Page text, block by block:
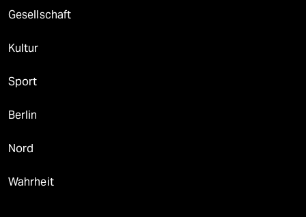
Gesellschaft
Kultur
Sport
Berlin
Nord
Wahrheit